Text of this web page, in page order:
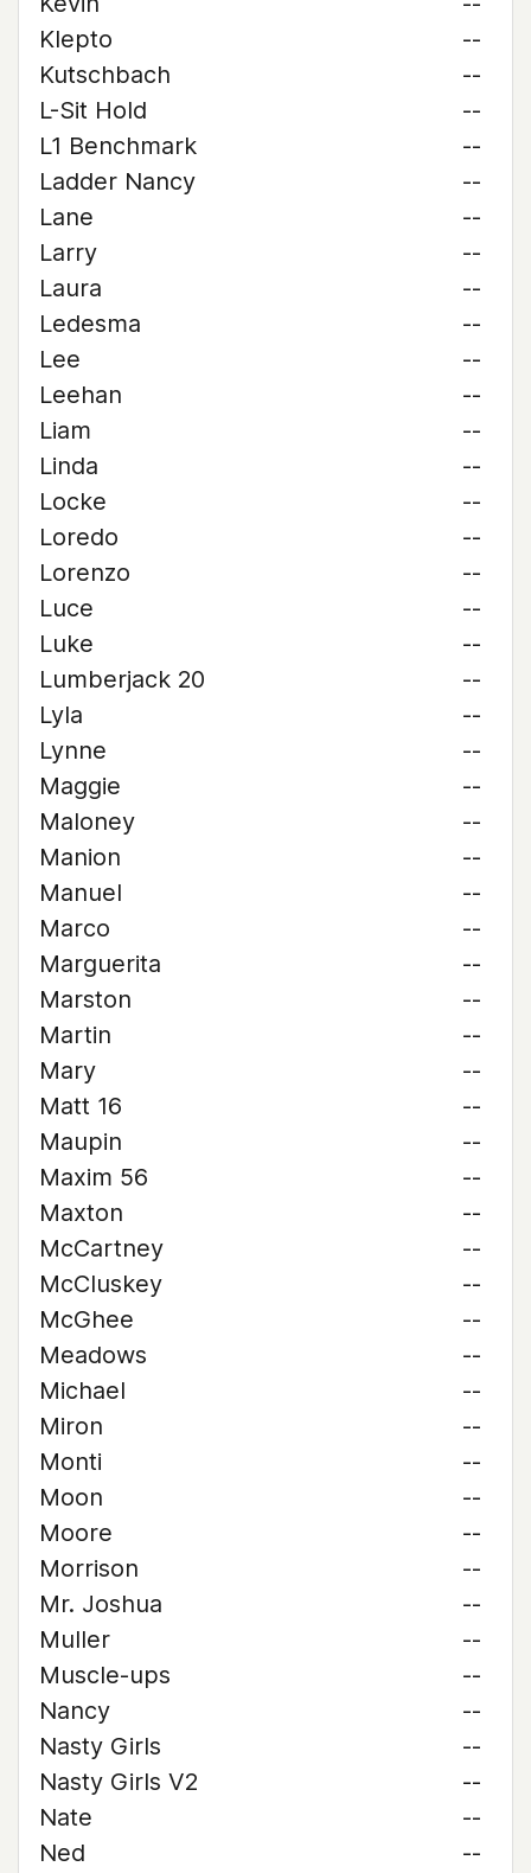
Klepto
--
Kutschbach
--
L-Sit Hold
--
L1 Benchmark
--
Ladder Nancy
--
Lane
--
Larry
--
Laura
--
Ledesma
--
Lee
--
Leehan
--
Liam
--
Linda
--
Locke
--
Loredo
--
Lorenzo
--
Luce
--
Luke
--
Lumberjack 20
--
Lyla
--
Lynne
--
Maggie
--
Maloney
--
Manion
--
Manuel
--
Marco
--
Marguerita
--
Marston
--
Martin
--
Mary
--
Matt 16
--
Maupin
--
Maxim 56
--
Maxton
--
McCartney
--
McCluskey
--
McGhee
--
Meadows
--
Michael
--
Miron
--
Monti
--
Moon
--
Moore
--
Morrison
--
Mr. Joshua
--
Muller
--
Muscle-ups
--
Nancy
--
Nasty Girls
--
Nasty Girls V2
--
Nate
--
Ned
--